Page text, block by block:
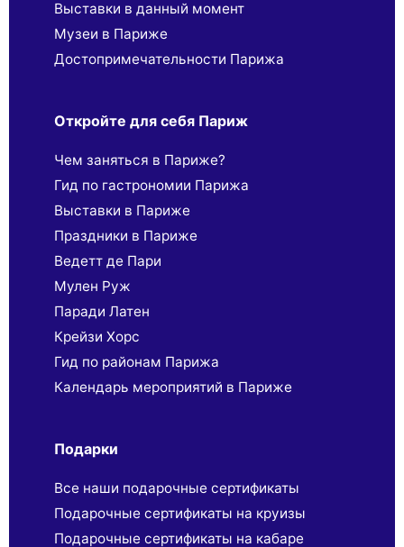
Выставки в данный момент
Музеи в Париже
Достопримечательности Парижа
Откройте для себя Париж
Чем заняться в Париже?
Гид по гастрономии Парижа
Выставки в Париже
Праздники в Париже
Ведетт де Пари
Мулен Руж
Паради Латен
Крейзи Хорс
Гид по районам Парижа
Календарь мероприятий в Париже
Подарки
Все наши подарочные сертификаты
Подарочные сертификаты на круизы
Подарочные сертификаты на кабаре